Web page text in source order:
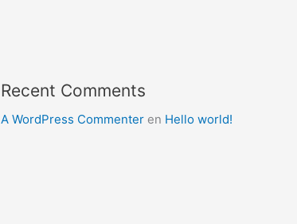
Recent Comments
A WordPress Commenter en Hello world!